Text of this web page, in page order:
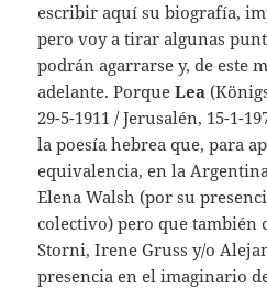
escribir aquí su biografía,
pero voy a tirar algunas
podrán agarrarse y, de este
adelante. PorqueLea
29-5-1911 / Jerusalén, 15-1-
la poesía hebrea que, para
equivalencia, en la
Elena Walsh (por su
colectivo) pero que
Storni, Irene Gruss y/o
presencia en el imaginario